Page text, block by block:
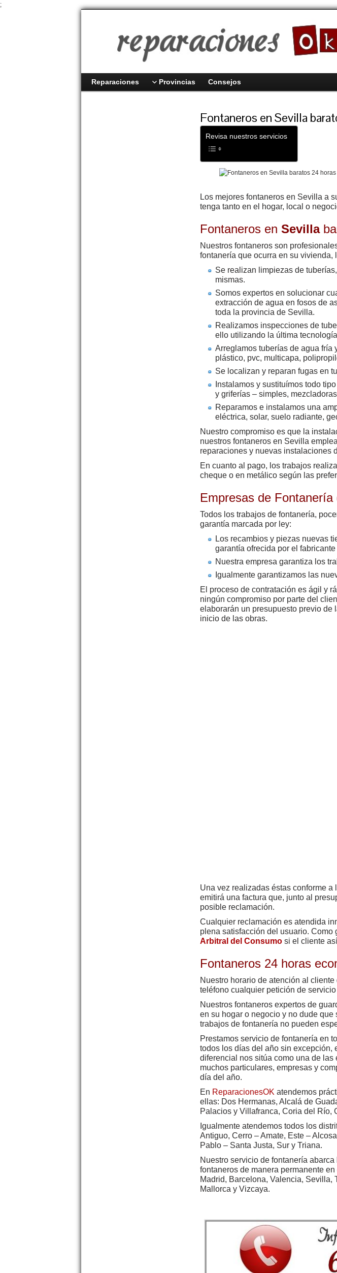
;
Reparaciones Provincias Consejos
Fontaneros en Sevilla
Revisa nuestros servicios
Los mejores fontaneros en Sevilla a
tenga tanto en el hogar, local o
Fontaneros en Sevilla
Nuestros fontaneros son
fontanería que ocurra en su vivienda,
Se realizan limpiezas de
mismas.
Somos expertos en solucionar
extracción de agua en fosos de
toda la provincia de Sevilla.
Realizamos inspecciones de
ello utilizando la última
Arreglamos tuberías de agua fría
plástico, pvc, multicapa,
Se localizan y reparan fugas en
Instalamos y sustituímos todo
y griferías – simples,
Reparamos e instalamos una
eléctrica, solar, suelo radiante,
Nuestro compromiso es que la
nuestros fontaneros en Sevilla
reparaciones y nuevas instalaciones
En cuanto al pago, los trabajos
cheque o en metálico según las
Empresas de
Todos los trabajos de fontanería,
garantía marcada por ley:
Los recambios y piezas nuevas
garantía ofrecida por el fabricante
Nuestra empresa garantiza los
Igualmente garantizamos las
El proceso de contratación es ágil y
ningún compromiso por parte del
elaborarán un presupuesto previo de
inicio de las obras.
Una vez realizadas éstas conforme
emitirá una factura que, junto al
posible reclamación.
Cualquier reclamación es atendida
plena satisfacción del usuario. Como
Arbitral del Consumo si el cliente
Fontaneros 24 horas
Nuestro horario de atención al
teléfono cualquier petición de
Nuestros fontaneros expertos de
en su hogar o negocio y no dude
trabajos de fontanería no pueden
Prestamos servicio de fontanería en
todos los días del año sin excepción,
diferencial nos sitúa como una de
muchos particulares, empresas y
día del año.
En ReparacionesOK atendemos
ellas: Dos Hermanas, Alcalá de
Palacios y Villafranca, Coria del Río,
Igualmente atendemos todos los
Antiguo, Cerro – Amate, Este –
Pablo – Santa Justa, Sur y Triana.
Nuestro servicio de fontanería
fontaneros de manera permanente
Madrid, Barcelona, Valencia, Sevilla,
Mallorca y Vizcaya.